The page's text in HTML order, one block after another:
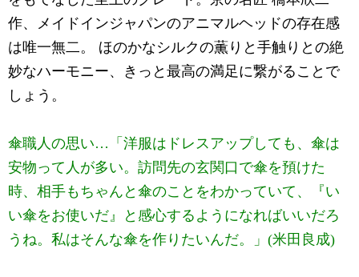
作、メイドインジャパンのアニマルヘッドの存在感
は唯一無二。 ほのかなシルクの薫りと手触りとの絶
妙なハーモニー、きっと最高の満足に繋がることで
しょう。
傘職人の思い…「洋服はドレスアップしても、傘は
安物って人が多い。訪問先の玄関口で傘を預けた
時、相手もちゃんと傘のことをわかっていて、『い
い傘をお使いだ』と感心するようになればいいだろ
うね。私はそんな傘を作りたいんだ。」(米田良成)